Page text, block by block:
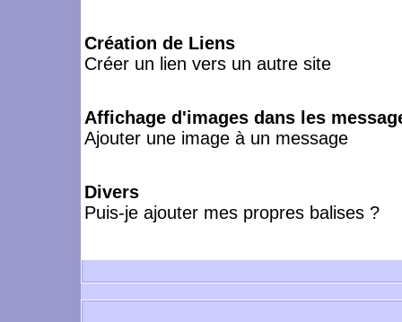
Création de Liens
Créer un lien vers un autre site
Affichage d'images dans les
Ajouter une image à un message
Divers
Puis-je ajouter mes propres balises ?